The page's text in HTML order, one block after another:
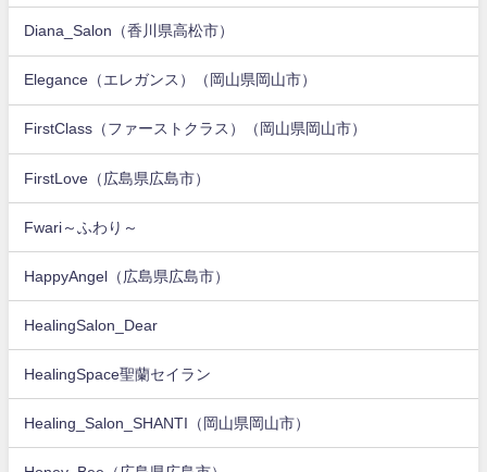
Diana_Salon（香川県高松市）
Elegance（エレガンス）（岡山県岡山市）
FirstClass（ファーストクラス）（岡山県岡山市）
FirstLove（広島県広島市）
Fwari～ふわり～
HappyAngel（広島県広島市）
HealingSalon_Dear
HealingSpace聖蘭セイラン
Healing_Salon_SHANTI（岡山県岡山市）